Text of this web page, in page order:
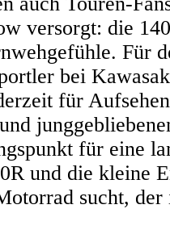
versorgt: die
Für
bei
für
für eine
und die kleine
sucht,